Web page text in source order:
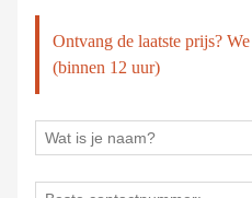
Ontvang de laatste prijs?
(binnen 12 uur)